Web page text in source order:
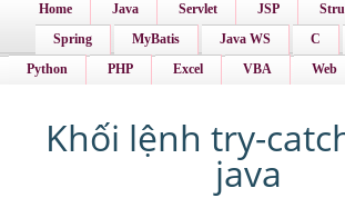
Home Java Servlet JSP
Spring
MyBatis Java WS C
Python
PHP Excel VBA Web
Khối lệnh try-
java